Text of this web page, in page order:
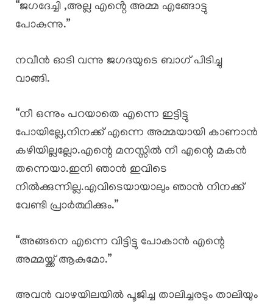
“ജഗദേച്ചി ,അല്ല എൻ്റെ അമ്മ എങ്ങോട്ടു
പോകുന്നു.”
നവീൻ ഓടി വന്നു ജഗദയുടെ ബാഗ് പിടിച്ചു
വാങ്ങി.
“നീ ഒന്നും പറയാതെ എന്നെ ഇട്ടിട്ടു
പോയില്ലേ,നിനക്ക് എന്നെ അമ്മയായി കാണാൻ
കഴിയില്ലല്ലോ.എന്റെ മനസ്സിൽ നീ എന്റെ മകൻ
തന്നെയാ.ഇനി ഞാൻ ഇവിടെ
നിൽക്കുന്നില്ല.എവിടെയായാലും ഞാൻ നിനക്ക്
വേണ്ടി പ്രാർത്ഥിക്കും.”
“അങ്ങനെ എന്നെ വിട്ടിട്ടു പോകാൻ എന്റെ
അമ്മയ്ക്ക് ആകുമോ.”
അവൻ വാഴയിലയിൽ പൂജിച്ച താലിച്ചരടും താലിയും